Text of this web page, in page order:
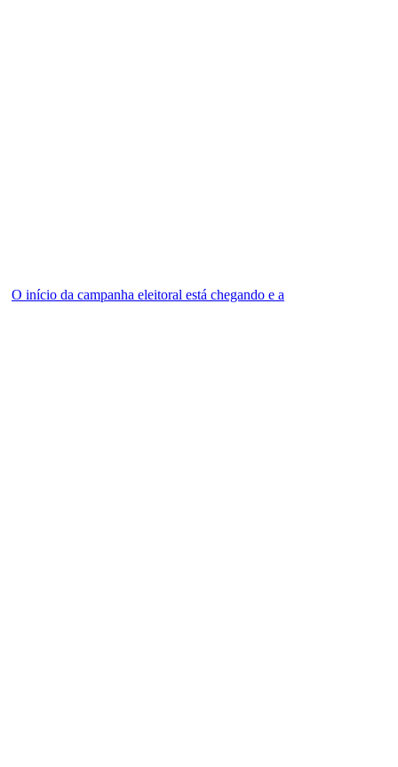
O início da campanha eleitoral está chegando e a